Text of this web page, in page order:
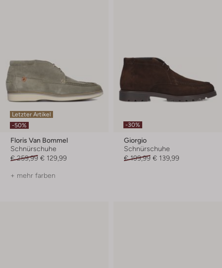
Letzter Artikel
-50%
Floris Van Bommel
Schnürschuhe
€ 259,99 € 129,99
+ mehr farben
-30%
Giorgio
Schnürschuhe
€ 199,99 € 139,99